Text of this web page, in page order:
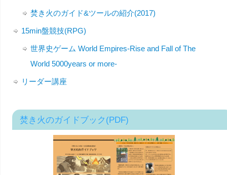
焚き火のガイド&ツールの紹介(2017)
15min盤競技(RPG)
世界史ゲーム World Empires-Rise and Fall of The
World 5000years or more-
リーダー講座
焚き火のガイドブック(PDF)